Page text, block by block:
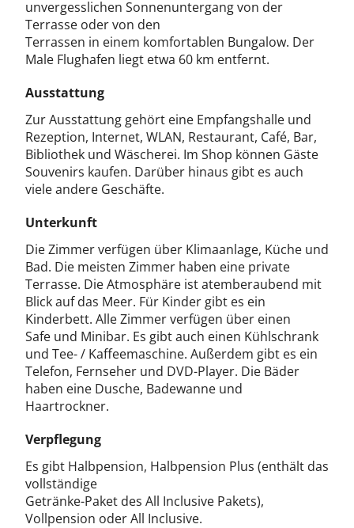
unvergesslichen Sonnenuntergang von der
Terrasse oder von den
Terrassen in einem komfortablen Bungalow. Der
Male Flughafen liegt etwa 60 km entfernt.
Ausstattung
Zur Ausstattung gehört eine Empfangshalle und
Rezeption, Internet, WLAN, Restaurant, Café, Bar,
Bibliothek und Wäscherei. Im Shop können Gäste
Souvenirs kaufen. Darüber hinaus gibt es auch
viele andere Geschäfte.
Unterkunft
Die Zimmer verfügen über Klimaanlage, Küche und
Bad. Die meisten Zimmer haben eine private
Terrasse. Die Atmosphäre ist atemberaubend mit
Blick auf das Meer. Für Kinder gibt es ein
Kinderbett. Alle Zimmer verfügen über einen
Safe und Minibar. Es gibt auch einen Kühlschrank
und Tee- / Kaffeemaschine. Außerdem gibt es ein
Telefon, Fernseher und DVD-Player. Die Bäder
haben eine Dusche, Badewanne und
Haartrockner.
Verpflegung
Es gibt Halbpension, Halbpension Plus (enthält das
vollständige
Getränke-Paket des All Inclusive Pakets),
Vollpension oder All Inclusive.